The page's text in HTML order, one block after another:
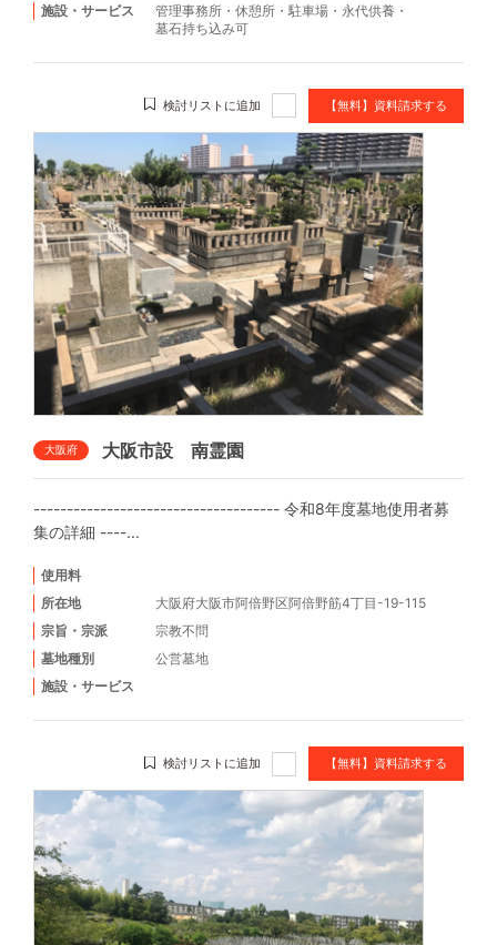
施設・サービス
管理事務所 ・ 休憩所 ・ 駐車場 ・ 永代供養 ・
墓石持ち込み可
検討リストに追加 【無料】資料請求する
大阪府 大阪市設 南霊園
------------------------------------- 令和8年度墓地使用者募
集の詳細 ----...
使用料
所在地
大阪府大阪市阿倍野区阿倍野筋4丁目-19-115
宗旨・宗派
宗教不問
墓地種別
公営墓地
施設・サービス
検討リストに追加 【無料】資料請求する